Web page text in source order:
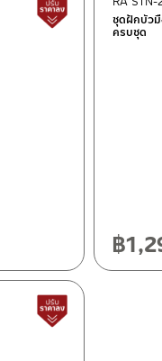
ชุดฝักบัวมื
ครบชุด
฿